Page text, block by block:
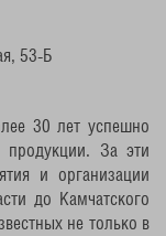
53-Б
30 лет успешно
продукции. За эти
и организации
до Камчатского
не только в